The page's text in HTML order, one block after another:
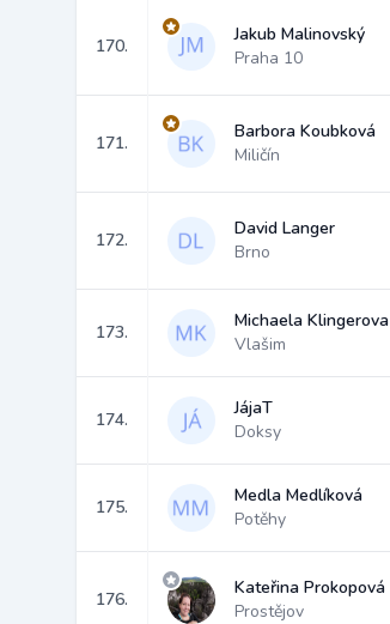
170.
Jakub Malinovský
Praha 10
171.
Barbora Koubková
Miličín
172.
David Langer
Brno
173.
Michaela Klingerova
Vlašim
174.
JájaT
Doksy
175.
Medla Medlíková
Potěhy
176.
Kateřina Prokopová
Prostějov